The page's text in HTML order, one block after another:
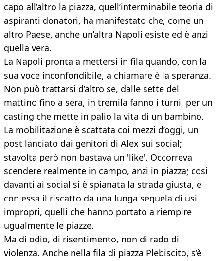
capo all’altro la piazza, quell’interminabile teoria di
aspiranti donatori, ha manifestato che, come un
altro Paese, anche un’altra Napoli esiste ed è anzi
quella vera.
La Napoli pronta a mettersi in fila quando, con la
sua voce inconfondibile, a chiamare è la speranza.
Non può trattarsi d’altro se, dalle sette del
mattino fino a sera, in tremila fanno i turni, per un
casting che mette in palio la vita di un bambino.
La mobilitazione è scattata coi mezzi d’oggi, un
post lanciato dai genitori di Alex sui social;
stavolta però non bastava un 'like'. Occorreva
scendere realmente in campo, anzi in piazza; cosi
davanti ai social si è spianata la strada giusta, e
con essa il riscatto da una lunga sequela di usi
impropri, quelli che hanno portato a riempire
ugualmente le piazze.
Ma di odio, di risentimento, non di rado di
violenza. Anche nella fila di piazza Plebiscito, s’è